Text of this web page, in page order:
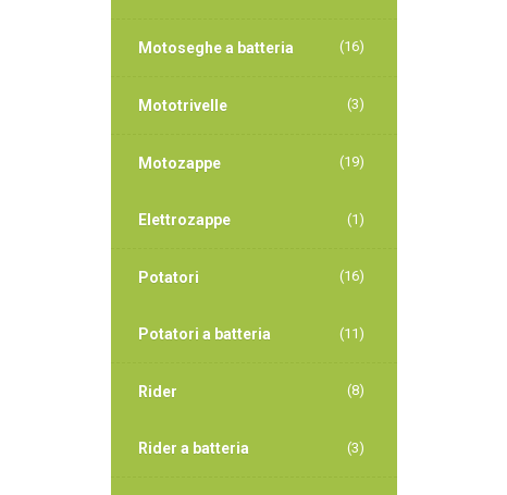
Motoseghe a batteria (16)
Mototrivelle (3)
Motozappe (19)
Elettrozappe (1)
Potatori (16)
Potatori a batteria (11)
Rider (8)
Rider a batteria (3)